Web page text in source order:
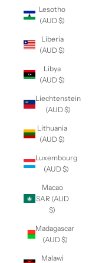
Lesotho
(AUD $)
Liberia
(AUD $)
Libya
(AUD $)
Liechtenstein
(AUD $)
Lithuania
(AUD $)
Luxembourg
(AUD $)
Macao
SAR (AUD
$)
Madagascar
(AUD $)
Malawi